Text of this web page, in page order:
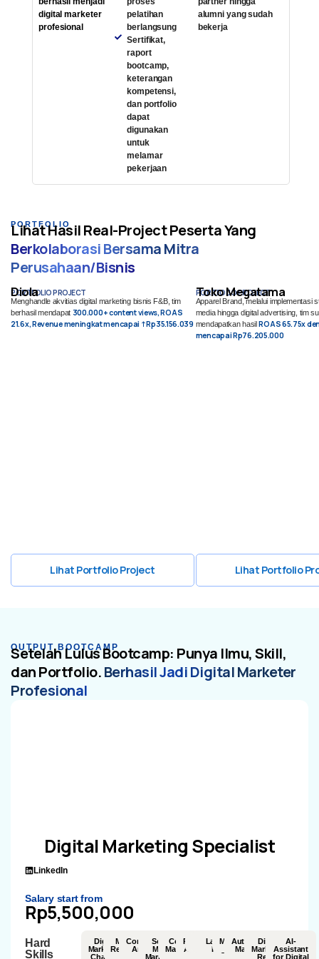
digital marketer
profesional
pelatihan
berlangsung
Sertifikat,
raport
bootcamp,
keterangan
kompetensi,
dan portfolio
dapat
digunakan
untuk
melamar
pekerjaan
alumni yang sudah
bekerja
PORTFOLIO
Lihat Hasil Real-Project Peserta Yang
Berkolaborasi Bersama Mitra
Perusahaan/Bisnis
PORTFOLIO PROJECT
Diola
Menghandle akvitias digital marketing bisnis F&B, tim
berhasil mendapat 300.000+ content views, ROAS
21.6x, Revenue meningkat mencapai ↑Rp35.156.039
Lihat Portfolio Project
PORTFOLIO PROJECT
Toko Megatama
Apparel Brand, melalui implementasi
media hingga digital advertising, tim
mendapatkan hasilROAS 65.75x
mencapai Rp76.205.000
Lihat Portfolio
OUTPUT BOOTCAMP
Setelah Lulus Bootcamp: Punya Ilmu, Skill,
dan Portfolio.Berhasil Jadi Digital Marketer
Profesional
Digital Marketing Specialist
LinkedIn
Salary start from
Rp5,500,000
Hard
Skills
Digital
Marketing
Channel
Market
Research
Competitor
Analysis
Social
Media
Marketing
Content
Marketing
Paid
Ads
SEOCRM
Landing
Page
Marketplace
Automation
Marketing
Digital
Marketing
Report
AI-
Assistant
for Digital